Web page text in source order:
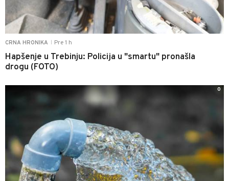
CRNA HRONIKA Pre 1 h
Hapšenje u Trebinju: Policija u "smartu" pronašla
drogu (FOTO)
0